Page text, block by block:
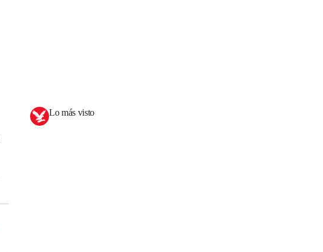
Lo más visto